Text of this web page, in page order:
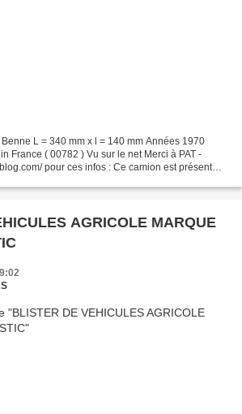
L = 340 mm x l = 140 mm Années 1970
France ( 00782 ) Vu sur le net Merci à PAT -
pour ces infos : Ce camion est présent
AGRICOLE MARQUE